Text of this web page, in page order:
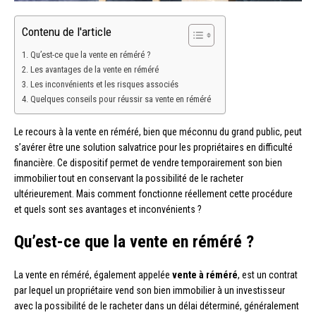
Contenu de l'article
Qu’est-ce que la vente en réméré ?
Les avantages de la vente en réméré
Les inconvénients et les risques associés
Quelques conseils pour réussir sa vente en réméré
Le recours à la vente en réméré, bien que méconnu du grand public, peut
s’avérer être une solution salvatrice pour les propriétaires en difficulté
financière. Ce dispositif permet de vendre temporairement son bien
immobilier tout en conservant la possibilité de le racheter
ultérieurement. Mais comment fonctionne réellement cette procédure
et quels sont ses avantages et inconvénients ?
Qu’est-ce que la vente en réméré ?
La vente en réméré, également appelée vente à réméré, est un contrat
par lequel un propriétaire vend son bien immobilier à un investisseur
avec la possibilité de le racheter dans un délai déterminé, généralement